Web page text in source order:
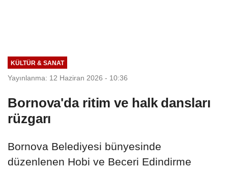
KÜLTÜR & SANAT
Yayınlanma: 12 Haziran 2026 - 10:36
Bornova'da ritim ve halk dansları
rüzgarı
Bornova Belediyesi bünyesinde
düzenlenen Hobi ve Beceri Edindirme